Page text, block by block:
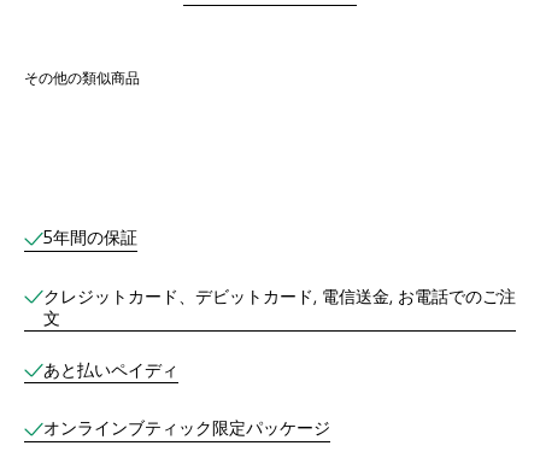
その他の類似商品
オンラインブティックサービス
5年間の保証
クレジットカード、デビットカード, 電信送金, お電話でのご注
文
あと払いペイディ
オンラインブティック限定パッケージ